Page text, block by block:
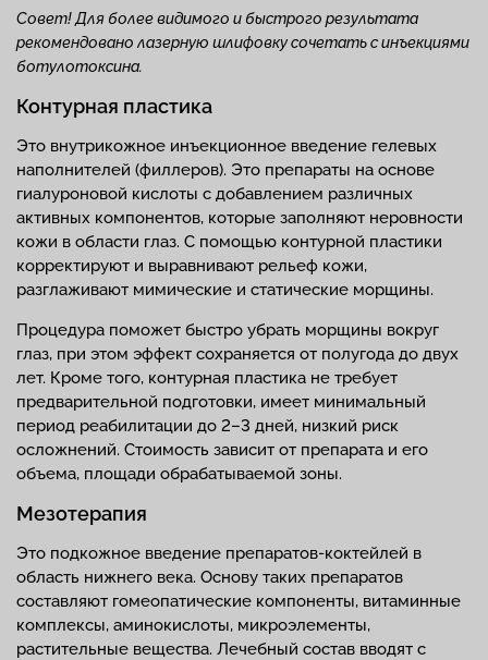
Совет! Для более видимого и быстрого результата
рекомендовано лазерную шлифовку сочетать с инъекциями
ботулотоксина.
Контурная пластика
Это внутрикожное инъекционное введение гелевых
наполнителей (филлеров). Это препараты на основе
гиалуроновой кислоты с добавлением различных
активных компонентов, которые заполняют неровности
кожи в области глаз. С помощью контурной пластики
корректируют и выравнивают рельеф кожи,
разглаживают мимические и статические морщины.
Процедура поможет быстро убрать морщины вокруг
глаз, при этом эффект сохраняется от полугода до двух
лет. Кроме того, контурная пластика не требует
предварительной подготовки, имеет минимальный
период реабилитации до 2–3 дней, низкий риск
осложнений. Стоимость зависит от препарата и его
объема, площади обрабатываемой зоны.
Мезотерапия
Это подкожное введение препаратов-коктейлей в
область нижнего века. Основу таких препаратов
составляют гомеопатические компоненты, витаминные
комплексы, аминокислоты, микроэлементы,
растительные вещества. Лечебный состав вводят с